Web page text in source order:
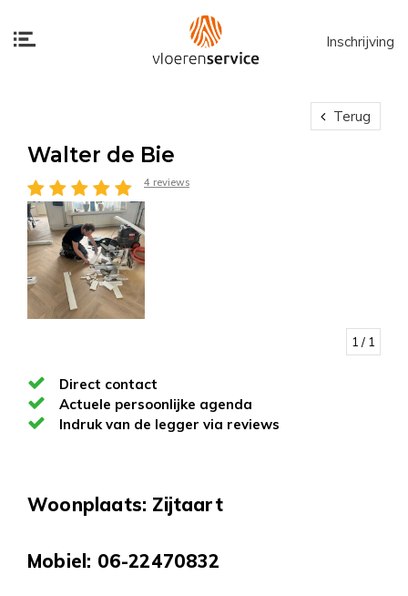
Inschrijving
Terug
Walter de Bie
4 reviews
1 / 1
Direct contact
Actuele persoonlijke agenda
Indruk van de legger via reviews
Woonplaats: Zijtaart
Mobiel: 06-22470832